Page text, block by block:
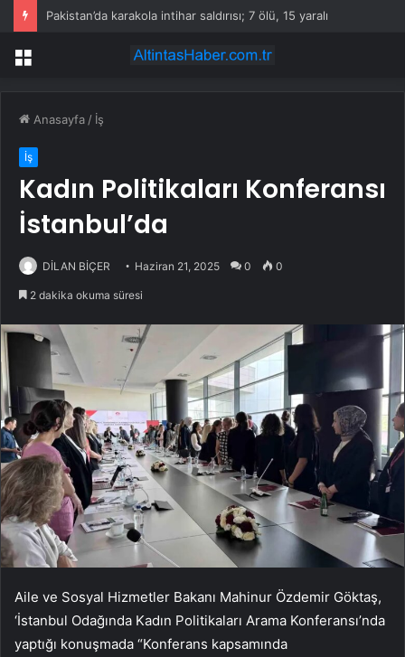
Pakistan’da karakola intihar saldırısı; 7 ölü, 15 yaralı
Menü
Anasayfa / İş
İş
Kadın Politikaları Konferansı
İstanbul’da
DİLAN BİÇER Haziran 21, 2025 0 0
2 dakika okuma süresi
Aile ve Sosyal Hizmetler Bakanı Mahinur Özdemir Göktaş,
‘İstanbul Odağında Kadın Politikaları Arama Konferansı’nda
yaptığı konuşmada “Konferans kapsamında